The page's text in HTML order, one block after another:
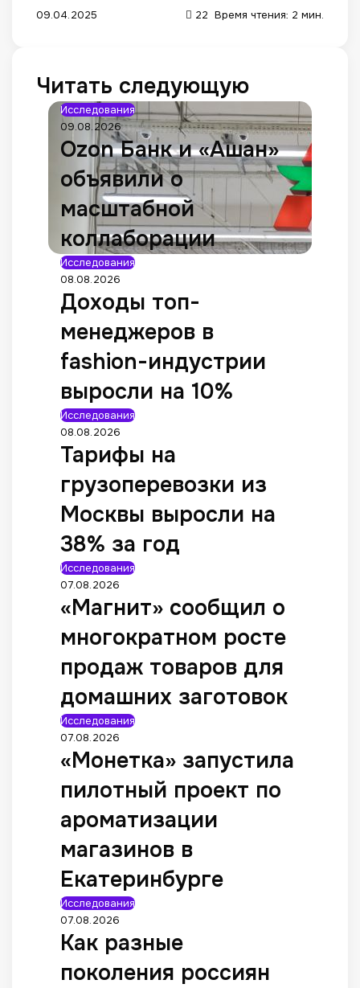
09.04.2025 22 Время чтения: 2 мин.
Читать следующую
Исследования
09.08.2026
Ozon Банк и «Ашан»
объявили о
масштабной
коллаборации
Исследования
08.08.2026
Доходы топ-
менеджеров в
fashion-индустрии
выросли на 10%
Исследования
08.08.2026
Тарифы на
грузоперевозки из
Москвы выросли на
38% за год
Исследования
07.08.2026
«Магнит» сообщил о
многократном росте
продаж товаров для
домашних заготовок
Исследования
07.08.2026
«Монетка» запустила
пилотный проект по
ароматизации
магазинов в
Екатеринбурге
Исследования
07.08.2026
Как разные
поколения россиян